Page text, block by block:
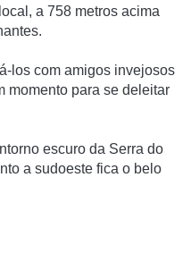
a 758 metros acima
los com amigos invejosos
momento para se deleitar
escuro da Serra do
a sudoeste fica o belo